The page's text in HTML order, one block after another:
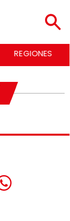
REGIONES